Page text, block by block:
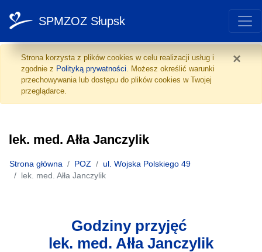
lek. med. Ałła Janczylik
×
Strona korzysta z plików cookies w celu realizacji usług i
zgodnie z Polityką prywatności. Możesz określić warunki
przechowywania lub dostępu do plików cookies w Twojej
przeglądarce.
SPMZOZ Słupsk
lek. med. Ałła Janczylik
Strona główna POZ
ul. Wojska Polskiego 49
lek. med. Ałła Janczylik
Godziny przyjęć
lek. med. Ałła Janczylik